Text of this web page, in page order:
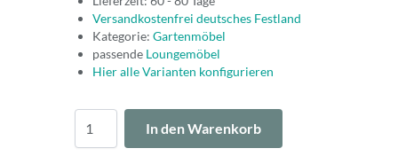
Versandkostenfrei deutsches Festland
Kategorie: Gartenmöbel
passende Loungemöbel
Hier alle Varianten konfigurieren
In den Warenkorb